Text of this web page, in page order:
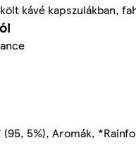
kávé kapszulákban,
5%), Aromák,